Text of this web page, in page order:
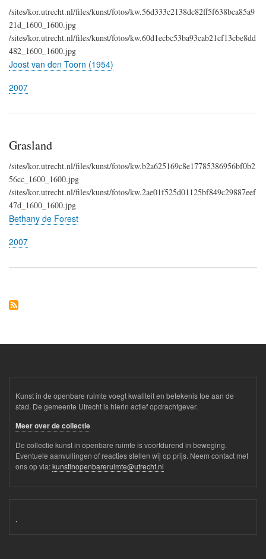
/sites/kor.utrecht.nl/files/kunst/fotos/kw.56d333c2138dc82ff5f638bca85a9
21d_1600_1600.jpg
/sites/kor.utrecht.nl/files/kunst/fotos/kw.60d1ecbc53ba93cab21cf13cbe8dd
482_1600_1600.jpg
Joost van den Toorn (1954)
2007
Grasland
/sites/kor.utrecht.nl/files/kunst/fotos/kw.b2a625169c8e17785386956bf0b2
56cc_1600_1600.jpg
/sites/kor.utrecht.nl/files/kunst/fotos/kw.2ae01f525d01125bf849c29887eef
47d_1600_1600.jpg
Bethany de Forest
2007
Kunst in de openbare ruimte voegt kwaliteit en betekenis toe aan de
stad. De gemeente Utrecht is hierin actief opdrachtgever.
Meer over de collectie
De collectie kunst in openbare ruimte is voortdurend in beweging.
Eventuele aanvullingen of reacties stellen wij op prijs. Neem contact met
ons op via:kunstinopenbareruimte@utrecht.nl
.